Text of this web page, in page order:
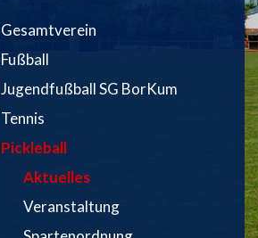
Gesamtverein
Fußball
Jugendfußball SG BorKum
Tennis
Pickleball
Aktuelles
Veranstaltung